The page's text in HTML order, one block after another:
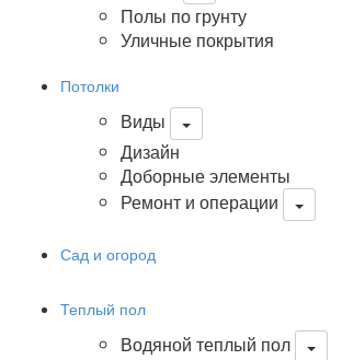
Полы по грунту
Уличные покрытия
Потолки
Виды
Дизайн
Доборные элементы
Ремонт и операции
Сад и огород
Теплый пол
Водяной теплый пол